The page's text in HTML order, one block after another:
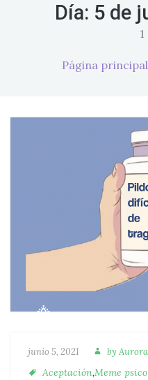
Día: 5 de
Página principal
Publicado
junio 5, 2021 Autora
by
Etiquetas
Aceptación,Meme